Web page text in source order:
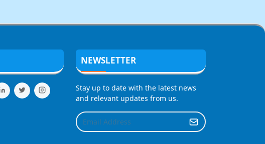
NEWSLETTER
Stay up to date with the latest news
and relevant updates from us.